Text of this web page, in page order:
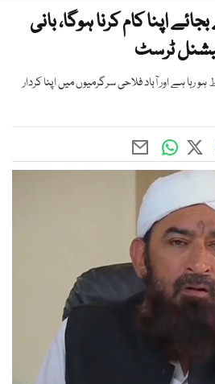
اپنا کام کرنا ہوگا، بانی
ٹرسٹ
رہا ہے اور آباد فلاحی سرگرمیوں میں اپنا کردار